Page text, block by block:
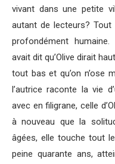
vivant dans une petite
autant de lecteurs? Tout
profondément humaine.
avait dit qu’Olive dirait
tout bas et qu’on n’ose
l’autrice raconte la vie
avec en filigrane, celle
à nouveau que la
âgées, elle touche tout
peine quarante ans,